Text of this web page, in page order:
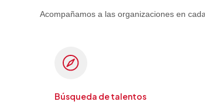
Acompañamos a las organizaciones en
Búsqueda de talentos